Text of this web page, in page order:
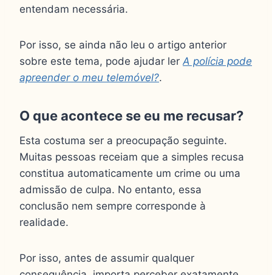
entendam necessária.
Por isso, se ainda não leu o artigo anterior
sobre este tema, pode ajudar lerA polícia pode
apreender o meu telemóvel?.
O que acontece se eu me recusar?
Esta costuma ser a preocupação seguinte.
Muitas pessoas receiam que a simples recusa
constitua automaticamente um crime ou uma
admissão de culpa. No entanto, essa
conclusão nem sempre corresponde à
realidade.
Por isso, antes de assumir qualquer